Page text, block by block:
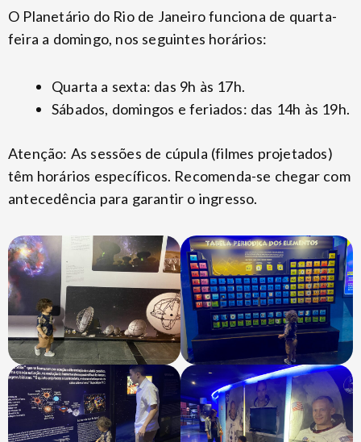
O Planetário do Rio de Janeiro funciona de quarta-
feira a domingo, nos seguintes horários:
Quarta a sexta: das 9h às 17h.
Sábados, domingos e feriados: das 14h às 19h.
Atenção: As sessões de cúpula (filmes projetados)
têm horários específicos. Recomenda-se chegar com
antecedência para garantir o ingresso.